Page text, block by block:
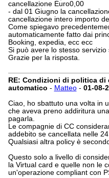
cancellazione Euro0,00
- dal 01 Giugno la
cancellazione intero importo
Come spiegavo
automaticamente fatto dai
Booking, expedia, ecc ecc
Si può avere lo stesso servizio
Grazie per la risposta.
RE: Condizioni di politica
automatico - Matteo- 01-08-
Ciao, ho sbattuto una volta in
che aveva preno addiritura
pagarla.
Le compagnie di CC
addebito se cancellata nelle
Qualsiasi altra policy è
Questo solo a livello di
la Virtual card e quelle non le
un'operazione compliant con